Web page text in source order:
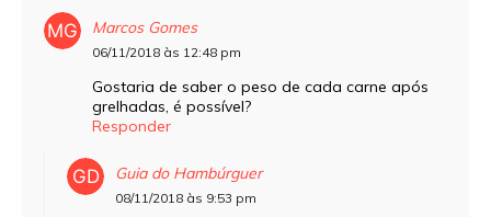
Marcos Gomes
06/11/2018 às 12:48 pm
Gostaria de saber o peso de cada carne após
grelhadas, é possível?
Responder
Guia do Hambúrguer
08/11/2018 às 9:53 pm